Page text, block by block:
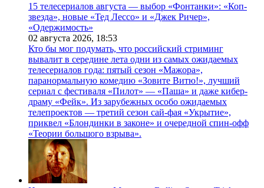
15 телесериалов августа — выбор «Фонтанки»: «Коп-
звезда», новые «Тед Лессо» и «Джек Ричер»,
«Одержимость»
02 августа 2026, 18:53
Кто бы мог подумать, что российский стриминг
вывалит в середине лета одни из самых ожидаемых
телесериалов года: пятый сезон «Мажора»,
паранормальную комедию «Зовите Витю!», лучший
сериал с фестиваля «Пилот» — «Паша» и даже кибер-
драму «Фейк». Из зарубежных особо ожидаемых
телепроектов — третий сезон сай-фая «Укрытие»,
приквел «Блондинки в законе» и очередной спин-офф
«Теории большого взрыва».